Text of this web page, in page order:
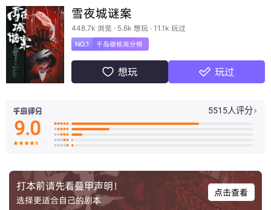
雪夜城谜案
448.7k 浏览 · 5.6k 想玩 · 11.1k 玩过
NO.1 千岛硬核高分榜
 想玩  玩过
5515人评分 
9.0 




打本前请先看叠甲声明！
选择更适合自己的剧本
点击查看